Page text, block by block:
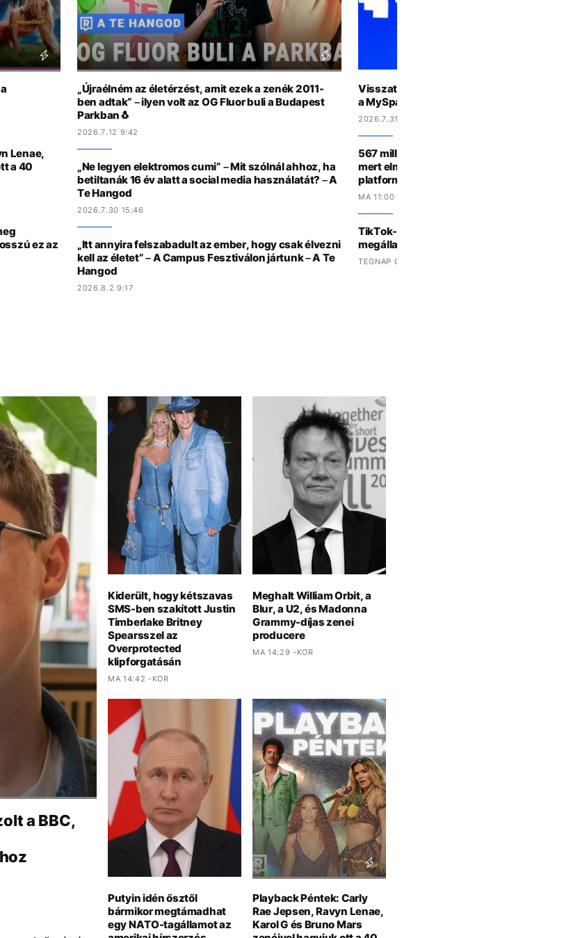
Lenae,
a 40
ez az
„Újraélném az életérzést, amit ezek a zenék 2011-
ben adtak“ – ilyen volt az OG Fluor buli a Budapest
Parkban🐧
2026.7.12 9:42
„Ne legyen elektromos cumi” – Mit szólnál ahhoz, ha
betiltanák 16 év alatt a social media használatát? – A
Te Hangod
2026.7.30 15:46
„Itt annyira felszabadult az ember, hogy csak élvezni
kell az életet” – A Campus Fesztiválon jártunk – A Te
Hangod
2026.8.2 9:17
Visszatérhet az ikonikus
a MySpace
2026.7.31 11:23
567 millió dolláros rekordbírságot kapott
mert elmulasztotta a gyerekek megfelelő
platformjain
MA 11:00 -KOR
TikTok-videók érkeznek a Disney+-ra
megállapodás részeként
TEGNAP 09:32 -KOR
a BBC,
Kiderült, hogy kétszavas
SMS-ben szakított Justin
Timberlake Britney
Spearsszel az
Overprotected
klipforgatásán
MA 14:42 -KOR
Meghalt William Orbit, a
Blur, a U2, és Madonna
Grammy-díjas zenei
producere
MA 14:29 -KOR
Putyin idén ősztől
bármikor megtámadhat
egy NATO-tagállamot az
Playback Péntek: Carly
Rae Jepsen, Ravyn Lenae,
Karol G és Bruno Mars